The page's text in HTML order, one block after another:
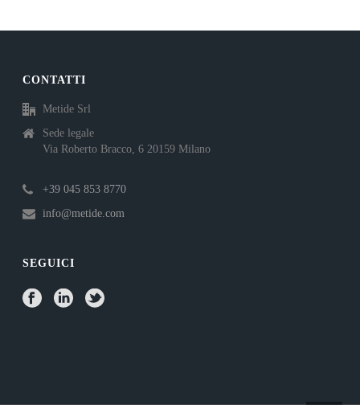
CONTATTI
Metide Srl
Sede legale
Via Roberto Bracco, 6 20159 Milano
+39 045 853 8770
info@metide.com
SEGUICI